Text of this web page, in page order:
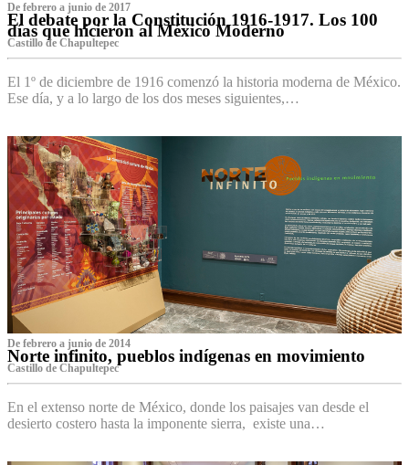
De febrero a junio de 2017
El debate por la Constitución 1916-1917. Los 100
días que hicieron al México Moderno
Castillo de Chapultepec
El 1º de diciembre de 1916 comenzó la historia moderna de México.
Ese día, y a lo largo de los dos meses siguientes,…
De febrero a junio de 2014
Norte infinito, pueblos indígenas en movimiento
Castillo de Chapultepec
En el extenso norte de México, donde los paisajes van desde el
desierto costero hasta la imponente sierra, existe una…